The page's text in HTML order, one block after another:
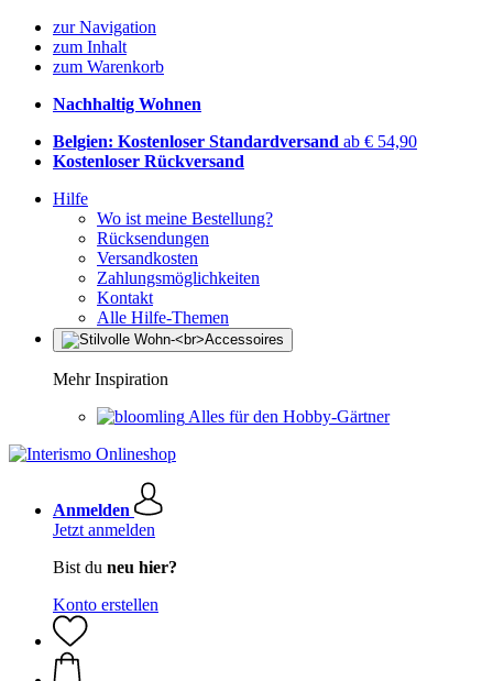
zur Navigation
zum Inhalt
zum Warenkorb
Nachhaltig Wohnen
Belgien: Kostenloser Standardversand ab € 54,90
Kostenloser Rückversand
Hilfe
Wo ist meine Bestellung?
Rücksendungen
Versandkosten
Zahlungsmöglichkeiten
Kontakt
Alle Hilfe-Themen
Mehr Inspiration
Alles für den Hobby-Gärtner
Anmelden
Jetzt anmelden
Bist du neu hier?
Konto erstellen